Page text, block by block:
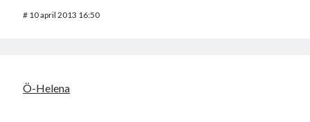
# 10 april 2013 16:50
Ö-Helena